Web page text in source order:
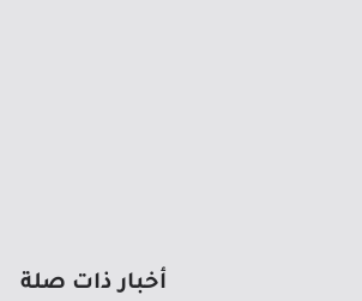
أخبار ذات صلة